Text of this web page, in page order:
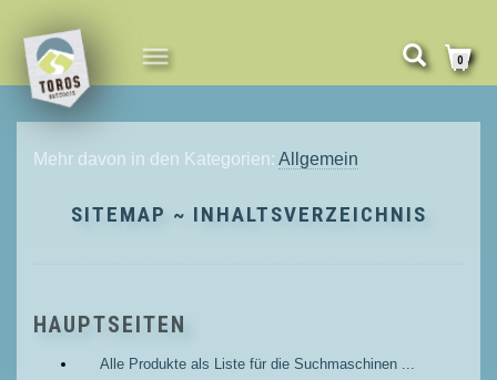
NAVIGATION
UMSCHALTEN
0
Mehr davon in den Kategorien: Allgemein
SITEMAP ~ INHALTSVERZEICHNIS
HAUPTSEITEN
Alle Produkte als Liste für die Suchmaschinen ...